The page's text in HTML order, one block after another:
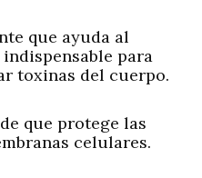
que ayuda al
para
toxinas del cuerpo.
que protege las
celulares.